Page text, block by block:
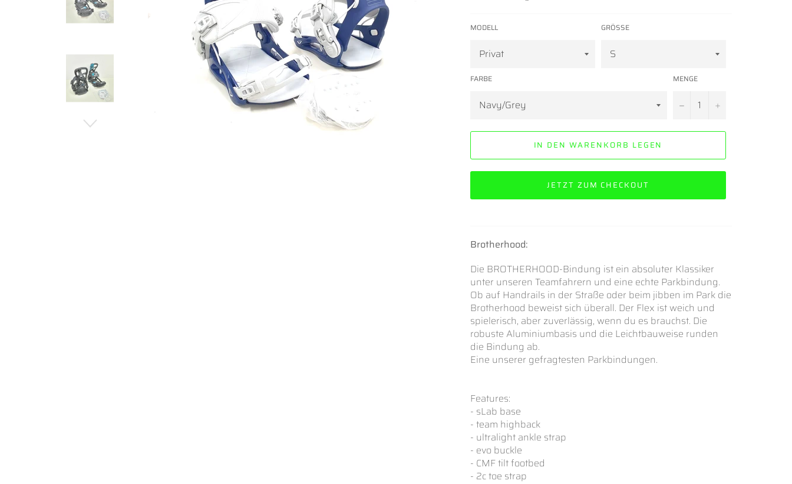
MODELL GRÖSSE
FARBE MENGE
− +
IN DEN WARENKORB LEGEN
JETZT ZUM CHECKOUT
Brotherhood:
Die BROTHERHOOD-Bindung ist ein absoluter Klassiker
unter unseren Teamfahrern und eine echte Parkbindung.
Ob auf Handrails in der Straße oder beim jibben im Park die
Brotherhood beweist sich überall. Der Flex ist weich und
spielerisch, aber zuverlässig, wenn du es brauchst. Die
robuste Aluminiumbasis und die Leichtbauweise runden
die Bindung ab.
Eine unserer gefragtesten Parkbindungen.
Features:
- sLab base
- team highback
- ultralight ankle strap
- evo buckle
- CMF tilt footbed
- 2c toe strap